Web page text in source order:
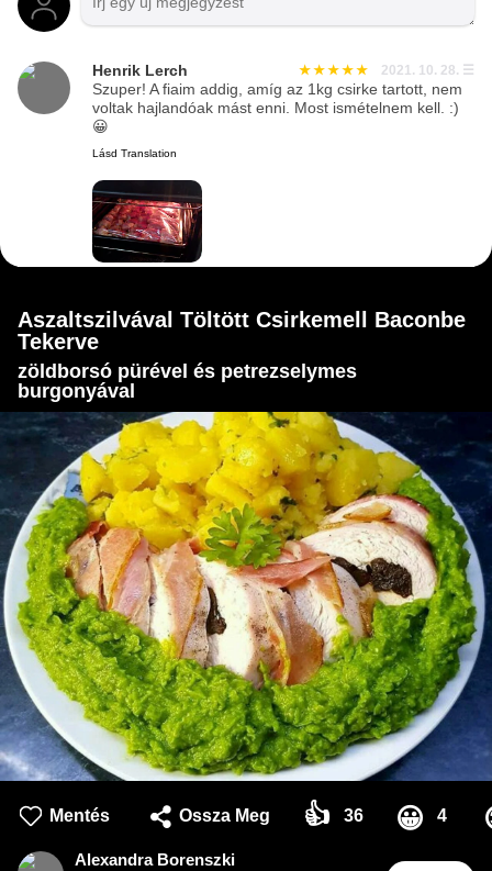
Henrik Lerch 2021. 10. 28. ☰
Szuper! A fiaim addig, amíg az 1kg csirke tartott, nem
voltak hajlandóak mást enni. Most ismételnem kell. :)
😀
Lásd Translation
Aszaltszilvával Töltött Csirkemell Baconbe
Tekerve
zöldborsó pürével és petrezselymes
burgonyával
Mentés Ossza Meg 👍 36 😀 4
Alexandra Borenszki